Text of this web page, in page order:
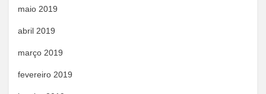
maio 2019
abril 2019
março 2019
fevereiro 2019